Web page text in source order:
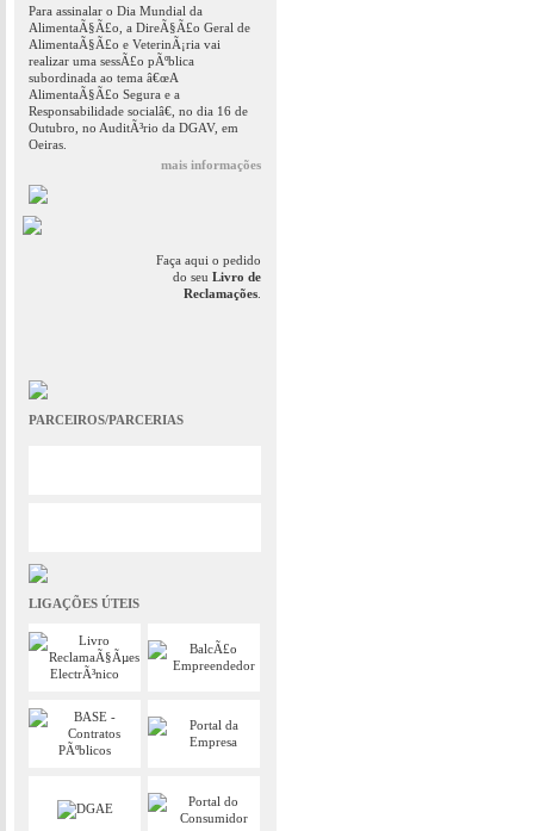
Para assinalar o Dia Mundial da
AlimentaÃ§Ã£o, a DireÃ§Ã£o Geral de
AlimentaÃ§Ã£o e VeterinÃ¡ria vai
realizar uma sessÃ£o pÃºblica
subordinada ao tema â€œA
AlimentaÃ§Ã£o Segura e a
Responsabilidade socialâ€, no dia 16 de
Outubro, no AuditÃ³rio da DGAV, em
Oeiras.
mais informações
Faça aqui o pedido
do seu Livro de
Reclamações
PARCEIROS/PARCERIAS
LIGAÇÕES ÚTEIS